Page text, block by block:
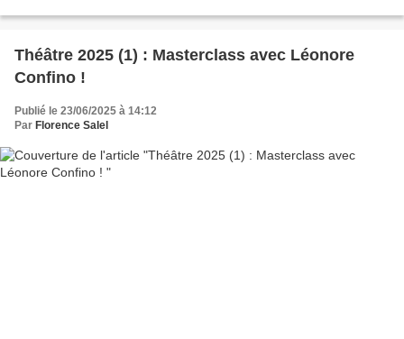
Théâtre 2025 (1) : Masterclass avec Léonore
Confino !
Publié le 23/06/2025 à 14:12
Par Florence Salel